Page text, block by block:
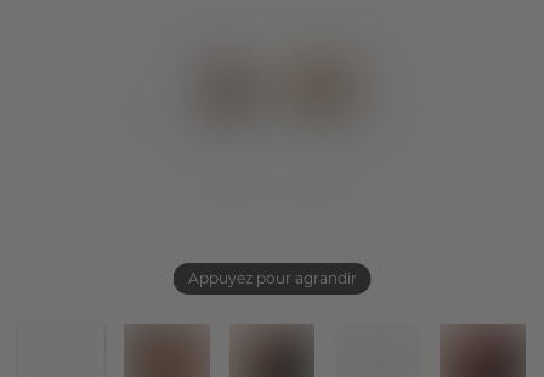
Appuyez pour agrandir